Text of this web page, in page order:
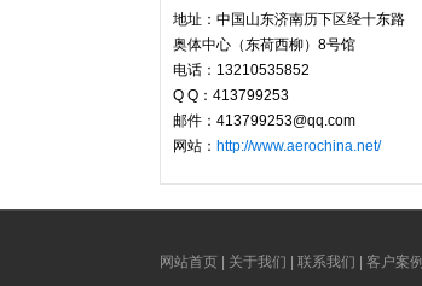
地址：中国山东济南历下区经十东路
奥体中心（东荷西柳）8号馆
电话：13210535852
Q Q：413799253
邮件：413799253@qq.com
网站： http://www.aerochina.net/
网站首页 关于我们 联系我们 客户案例